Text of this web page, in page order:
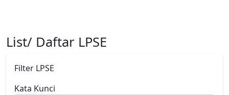
List/ Daftar LPSE
Filter LPSE
Kata Kunci